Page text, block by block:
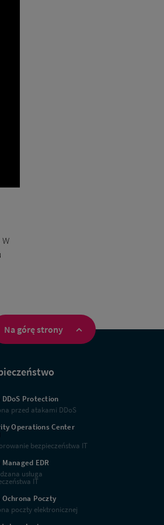
Na górę strony
Protection
przed atakami DDoS
Operations Center
bezpieczeństwa IT
EDR
usługa
IT
Poczty
poczty elektronicznej